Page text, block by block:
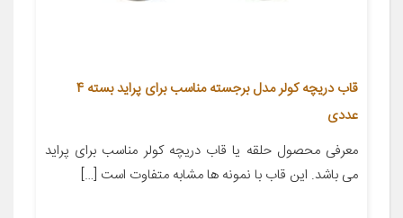
قاب دریچه کولر مدل برجسته مناسب برای پراید بسته 4
عددی
معرفی محصول حلقه یا قاب دریچه کولر مناسب برای پراید
می باشد. این قاب با نمونه ها مشابه متفاوت است […]